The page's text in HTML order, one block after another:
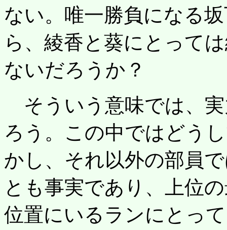
ない。唯一勝負になる
ら、綾香と葵にとって
ないだろうか？
そういう意味では、
ろう。この中ではどう
かし、それ以外の部員
とも事実であり、上位
位置にいるランにとっ